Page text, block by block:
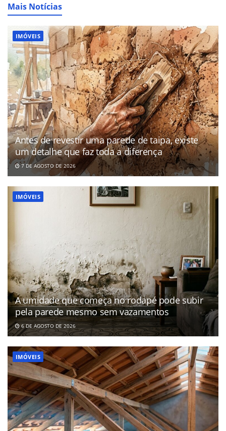
Mais Notícias
IMÓVEIS
Antes de revestir uma parede de taipa, existe
um detalhe que faz toda a diferença
7 DE AGOSTO DE 2026
IMÓVEIS
A umidade que começa no rodapé pode subir
pela parede mesmo sem vazamentos
6 DE AGOSTO DE 2026
IMÓVEIS